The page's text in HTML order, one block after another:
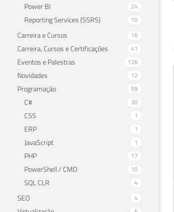
Power BI 24
Reporting Services (SSRS) 10
Carreira e Cursos 16
Carreira, Cursos e Certificações 41
Eventos e Palestras 126
Novidades 12
Programação 59
C# 30
CSS 1
ERP 1
JavaScript 1
PHP 17
PowerShell / CMD 10
SQL CLR 4
SEO 4